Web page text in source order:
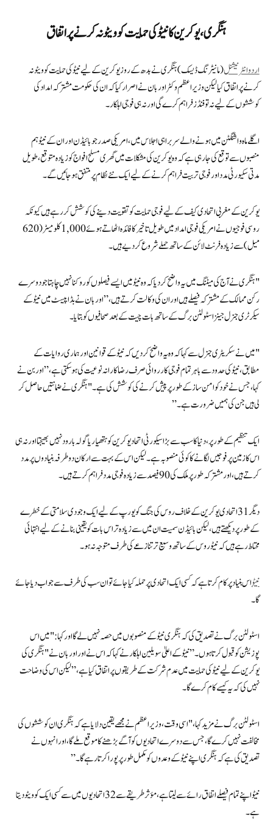
ہنگری،یوکرین کا نیٹو کی حمایت کو ویٹو نہ کرنے پر اتفاق
اردو انٹرنیشنل(مانیٹرنگ ڈیسک) ہنگری نے بدھ کے روز یوکرین کے لیے نیٹو کی حمایت کو ویٹو نہ
کرنے پر اتفاق کیا لیکن وزیر اعظم وکٹر اوربان نے اصرار کیا کہ ان کی حکومت مشترکہ امداد کی
کوششوں کے لیے نہ تو فنڈز فراہم کرے گی اور نہ ہی فوجی اہلکار۔
اگلے ماہ واشنگٹن میں ہونے والے سربراہی اجلاس میں، امریکی صدر جو بائیڈن اور ان کے نیٹو ہم
منصبوں سے توقع کی جا رہی ہے کہ وہ یوکرین کی مشکلات میں گھری مسلح افواج کو زیادہ متوقع، طویل
مدتی سکیورٹی مدد اور فوجی تربیت فراہم کرنے کے لیے ایک نئے نظام پر متفق ہو جائیں گے۔
یوکرین کے مغربی اتحادی کیف کے لیے فوجی حمایت کو تقویت دینے کی کوشش کر رہے ہیں کیونکہ
روسی فوجیوں نے امریکی فوجی امداد میں طویل تاخیر کا فائدہ اٹھاتے ہوئے 1,000 کلومیٹر (620
میل) سے زیادہ فرنٹ لائن کے ساتھ حملے شروع کر دیے ہیں۔
"ہنگری نے آج کی میٹنگ میں یہ واضح کر دیا کہ وہ نیٹو میں ایسے فیصلوں کو روکنا نہیں چاہتا جو دوسرے
رکن ممالک کے مشترکہ فیصلے ہیں اور ان کی وکالت کرتے ہیں،” اوربان نے بڈاپیسٹ میں نیٹو کے
سیکرٹری جنرل جینز اسٹولٹن برگ کے ساتھ بات چیت کے بعد صحافیوں کو بتایا۔
"میں نے سکریٹری جنرل سے کہا کہ وہ یہ واضح کر دیں کہ نیٹو کے قوانین اور ہماری روایات کے
مطابق، نیٹو کی حدود سے باہر تمام فوجی کارروائی صرف رضاکارانہ نوعیت کی ہو سکتی ہے،” اوربن نے
کہا، جس نے خود کو امن ساز کے طور پر پیش کرنے کی کوشش کی ہے۔ "ہنگری نے ضمانتیں حاصل کر
لی ہیں جن کی ہمیں ضرورت ہے۔”
ایک تنظیم کے طور پر، دنیا کا سب سے بڑا سیکورٹی اتحاد یوکرین کو ہتھیار یا گولہ بارود نہیں بھیجتا اور نہ ہی
اس کا زمین پر فوجیں لگانے کا کوئی منصوبہ ہے۔ لیکن اس کے بہت سے ارکان دو طرفہ بنیادوں پر مدد
کرتے ہیں، اور مشترکہ طور پر ملک کی 90 فیصد سے زیادہ فوجی مدد فراہم کرتے ہیں۔
دیگر 31 اتحادی یوکرین کے خلاف روس کی جنگ کو یورپ کے لیے ایک وجودی سلامتی کے خطرے
کے طور پر دیکھتے ہیں، لیکن بائیڈن سمیت ان میں سے زیادہ تر اس بات کو یقینی بنانے کے لیے انتہائی
محتاط رہے ہیں کہ نیٹو روس کے ساتھ وسیع تر تنازعے کی طرف متوجہ نہ ہو۔
نیٹواس بنیاد پر کام کرتا ہے کہ کسی ایک اتحادی پر حملہ کیا جائے تو ان سب کی طرف سے جواب دیا جائے
گا۔
اسٹولٹن برگ نے تصدیق کی کہ ہنگری نیٹو کے منصوبوں میں حصہ نہیں لے گا اور کہا: "میں اس
پوزیشن کو قبول کرتا ہوں۔” نیٹو کے اعلیٰ سویلین اہلکار نے کہا کہ اس نے اور اوربان نے "ہنگری کی
یوکرین کے لیے نیٹو کی حمایت میں عدم شرکت کے طریقوں پر اتفاق کیا ہے،” لیکن اس کی وضاحت
نہیں کی کہ یہ کیسے کام کرے گا۔
اسٹولٹن برگ نے مزید کہا، "اسی وقت، وزیر اعظم نے مجھے یقین دلایا ہے کہ ہنگری ان کوششوں کی
مخالفت نہیں کرے گا، جس سے دوسرے اتحادیوں کو آگے بڑھنے کا موقع ملے گا، اور انہوں نے
تصدیق کی ہے کہ ہنگری اپنے نیٹو کے وعدوں کو مکمل طور پر پورا کرتا رہے گا۔”
نیٹو اپنے تمام فیصلے اتفاق رائے سے لیتا ہے، مؤثر طریقے سے 32 اتحادیوں میں سے کسی ایک کو ویٹو دیتا
ہے۔